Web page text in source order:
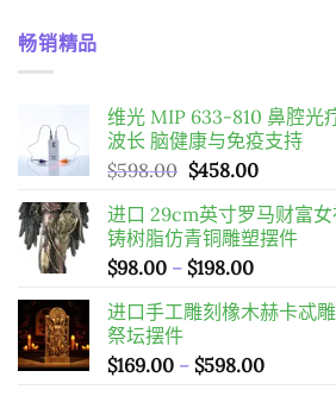
畅销精品
维光 MIP 633-810 鼻腔光
波长 脑健康与免疫支持
$598.00 原
價
格：
$598.00。
$458.00目
價
格：
进口 29cm英寸罗马财富
铸树脂仿青铜雕塑摆件
$98.00 – $198.00價
範
$98.00
进口手工雕刻橡木赫卡忒
祭坛摆件
$169.00 – $598.00價